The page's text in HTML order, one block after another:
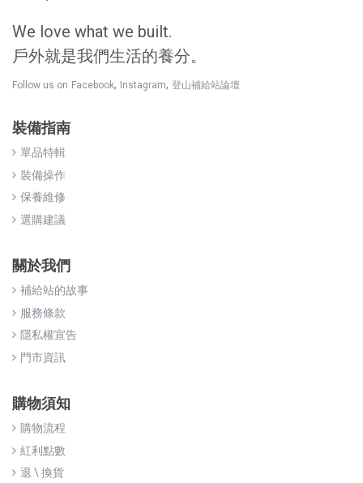
We love what we built.
戶外就是我們生活的養分。
Follow us on Facebook, Instagram, 登山補給站論壇
裝備指南
單品特輯
裝備操作
保養維修
選購建議
關於我們
補給站的故事
服務條款
隱私權宣告
門市資訊
購物須知
購物流程
紅利點數
退 \ 換貨